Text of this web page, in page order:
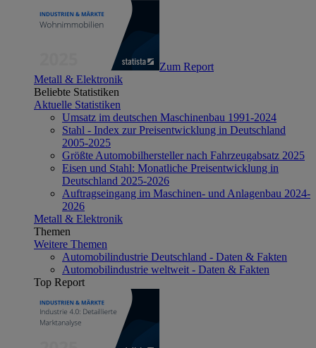
Zum Report
Metall & Elektronik
Beliebte Statistiken
Aktuelle Statistiken
Umsatz im deutschen Maschinenbau 1991-2024
Stahl - Index zur Preisentwicklung in Deutschland
2005-2025
Größte Automobilhersteller nach Fahrzeugabsatz 2025
Eisen und Stahl: Monatliche Preisentwicklung in
Deutschland 2025-2026
Auftragseingang im Maschinen- und Anlagenbau 2024-
2026
Metall & Elektronik
Themen
Weitere Themen
Automobilindustrie Deutschland - Daten & Fakten
Automobilindustrie weltweit - Daten & Fakten
Top Report